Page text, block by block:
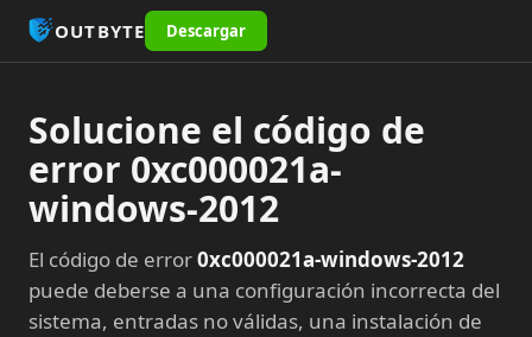
OUTBYTE Descargar
Solucione el código de
error 0xc000021a-
windows-2012
El código de error0xc000021a-windows-2012
puede deberse a una configuración incorrecta del
sistema, entradas no válidas, una instalación de